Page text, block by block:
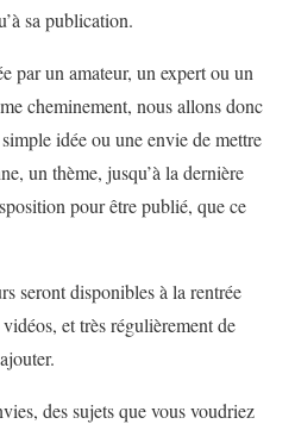
sa publication.
par un amateur, un expert ou un
cheminement, nous allons donc
idée ou une envie de mettre
un thème, jusqu’à la dernière
pour être publié, que ce
seront disponibles à la rentrée
et très régulièrement de
des sujets que vous voudriez